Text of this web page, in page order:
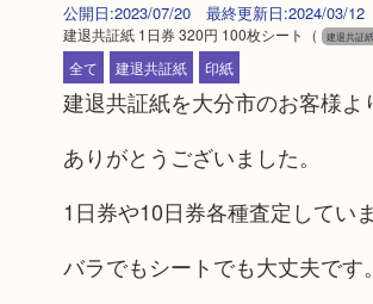
公開日:2023/07/20 最終更新日:2024/03/12
建退共証紙 1日券 320円 100枚シート （ 建退共証紙
全て
建退共証紙 印紙
建退共証紙を大分市のお客様よ
ありがとうございました。
1日券や10日券各種査定していま
バラでもシートでも大丈夫です。